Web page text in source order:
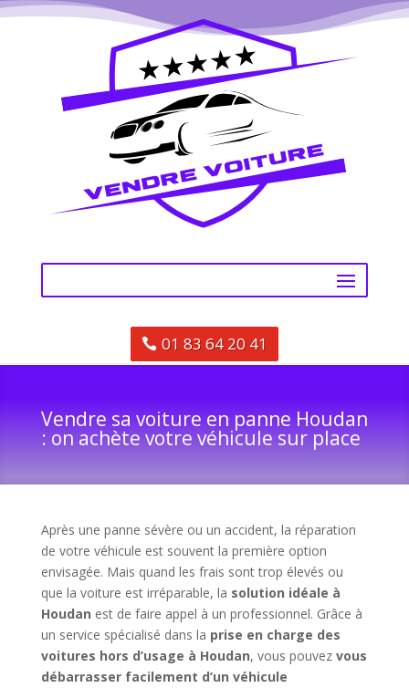
01 83 64 20 41
Vendre sa voiture en panne Houdan
: on achète votre véhicule sur place
Après une panne sévère ou un accident, la réparation
de votre véhicule est souvent la première option
envisagée. Mais quand les frais sont trop élevés ou
que la voiture est irréparable, la solution idéale à
Houdan est de faire appel à un professionnel. Grâce à
un service spécialisé dans la prise en charge des
voitures hors d’usage à Houdan, vous pouvez vous
débarrasser facilement d’un véhicule